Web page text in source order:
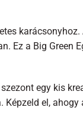
Ez a Big Green
egy kis
el,